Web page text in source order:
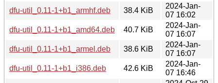
dfu-util_0.11-1+b1_armhf.deb
38.4 KiB
2024-Jan-
07 16:02
dfu-util_0.11-1+b1_amd64.deb
40.7 KiB
2024-Jan-
07 16:07
dfu-util_0.11-1+b1_armel.deb
38.6 KiB
2024-Jan-
07 16:07
dfu-util_0.11-1+b1_i386.deb
42.6 KiB
2024-Jan-
07 16:46